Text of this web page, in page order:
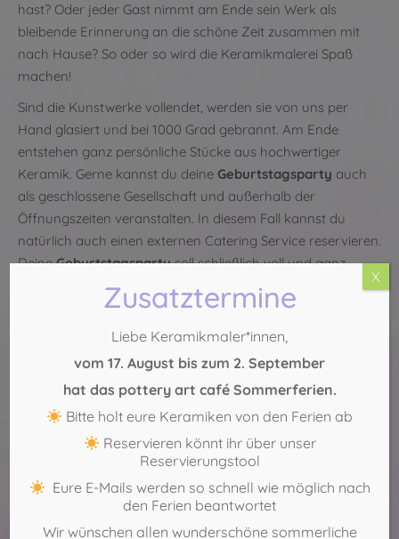
hast? Oder jeder Gast nimmt am Ende sein Werk als
bleibende Erinnerung an die schöne Zeit zusammen mit
nach Hause? So oder so wird die Keramikmalerei Spaß
machen!
Sind die Kunstwerke vollendet, werden sie von uns per
Hand glasiert und bei 1000 Grad gebrannt. Am Ende
entstehen ganz persönliche Stücke aus hochwertiger
Keramik. Gerne kannst du deine Geburtstagsparty auch
als geschlossene Gesellschaft und außerhalb der
Öffnungszeiten veranstalten. In diesem Fall kannst du
natürlich auch einen externen Catering Service reservieren.
DeineGeburtstagspartysoll schließlich voll und ganz
deinen Wünschen entsprechen.
Zusatztermine
Liebe Keramikmaler*innen,
vom 17. August bis zum 2. September
hat das pottery art café Sommerferien.
Bitte holt eure Keramiken von den Ferien ab
Reservieren könnt ihr über unser
Reservierungstool
Eure E-Mails werden so schnell wie möglich nach
den Ferien beantwortet
Wir wünschen allen wunderschöne sommerliche
X